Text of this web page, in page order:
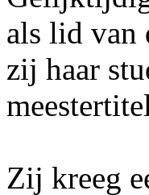
als lid van
zij haar
Zij kreeg